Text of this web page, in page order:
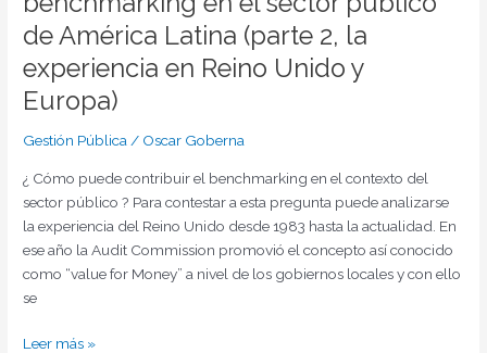
de América Latina (parte 2, la
experiencia en Reino Unido y
Europa)
Gestión Pública / Oscar Goberna
¿ Cómo puede contribuir el benchmarking en el contexto del
sector público ? Para contestar a esta pregunta puede analizarse
la experiencia del Reino Unido desde 1983 hasta la actualidad. En
ese año la Audit Commission promovió el concepto así conocido
como “value for Money” a nivel de los gobiernos locales y con ello
se
Unido
y
Europa)
Leer más »